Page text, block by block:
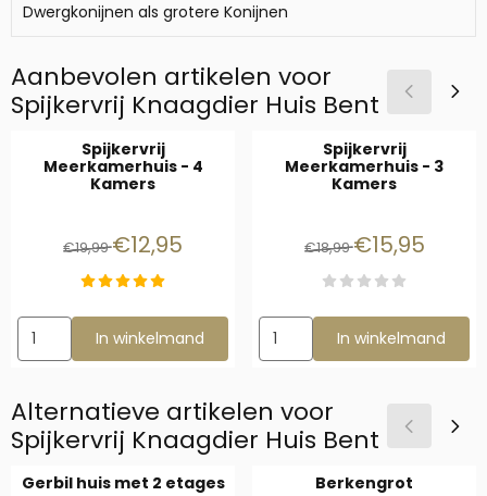
Dwergkonijnen als grotere Konijnen
Aanbevolen artikelen voor
Spijkervrij Knaagdier Huis Bent
Spijkervrij
Meerkamerhuis - 4
Kamers
Van 19,99 voor 12,95
€19,99€12,95
Aantal kiezen voor Spijkervrij Meerkamerhuis - 4 Kamers
In winkelmand
Spijkervrij
Meerkamerhuis - 3
Kamers
Van 18,99 voor
€18,99€15,95
Aantal kiezen voor Spijkervrij
In winkelmand
Alternatieve artikelen voor
Spijkervrij Knaagdier Huis Bent
Gerbil huis met 2 etages Berkengrot